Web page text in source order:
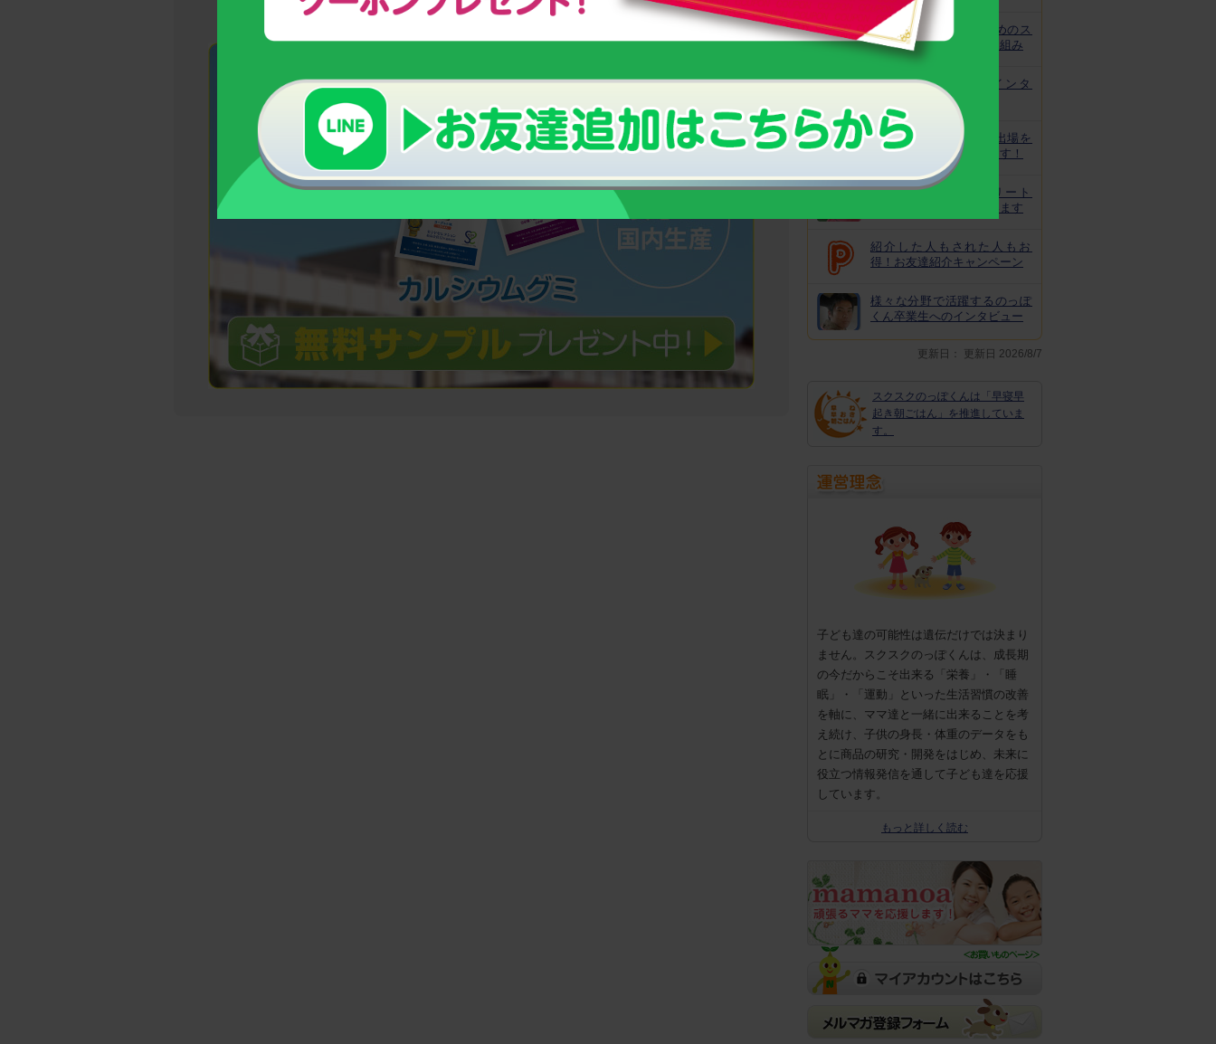
皆様の安心と安全のためのス
クスクのっぽくんの取り組み
なでしこ宮間選手にインタ
ジュニアオリンピック出場を
目指してがんばっています！
世界で活躍するアスリート
キッズをサポートしています
紹介した人もされた人もお
得！お友達紹介キャンペーン
様々な分野で活躍するのっぽ
くん卒業生へのインタビュー
更新日： 更新日 2026/8/7
スクスクのっぽくんは「早寝早
起き朝ごはん」を推進していま
す。
子ども達の可能性は遺伝だけでは決まり
ません。スクスクのっぽくんは、成長期
の今だからこそ出来る「栄養」・「睡
眠」・「運動」といった生活習慣の改善
を軸に、ママ達と一緒に出来ることを考
え続け、子供の身長・体重のデータをも
とに商品の研究・開発をはじめ、未来に
役立つ情報発信を通して子ども達を応援
しています。
もっと詳しく読む